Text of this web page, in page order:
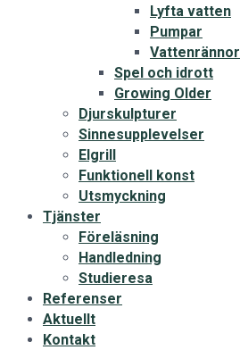
Lyfta vatten
Pumpar
Vattenrännor
Spel och idrott
Growing Older
Djurskulpturer
Sinnesupplevelser
Elgrill
Funktionell konst
Utsmyckning
Tjänster
Föreläsning
Handledning
Studieresa
Referenser
Aktuellt
Kontakt